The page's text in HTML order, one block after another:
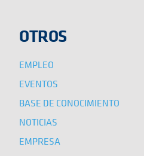
OTROS
EMPLEO
EVENTOS
BASE DE CONOCIMIENTO
NOTICIAS
EMPRESA